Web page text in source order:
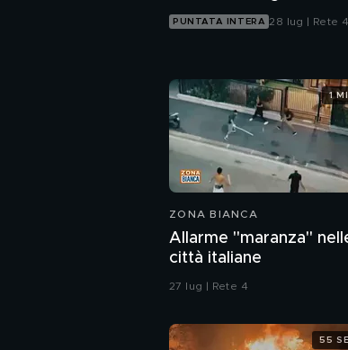
PUNTATA INTERA 28 lug | Rete 4
ZONA BIANCA
Allarme "maranza"
città italiane
27 lug | Rete 4
1
55